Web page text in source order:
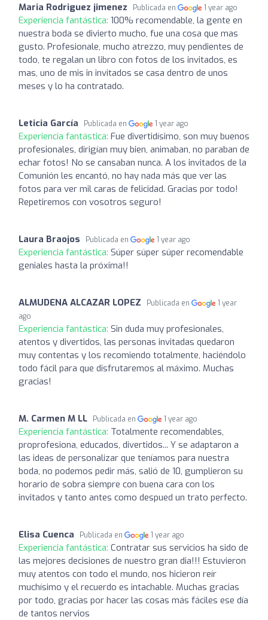
Maria Rodriguez jimenez Publicada en 1 year ago
Experiencia fantástica: 100% recomendable, la gente en
nuestra boda se divierto mucho, fue una cosa que mas
gusto. Profesionale, mucho atrezzo, muy pendientes de
todo, te regalan un libro con fotos de los invitados, es
mas, uno de mis in invitados se casa dentro de unos
meses y lo ha contratado.
Leticia García Publicada en 1 year ago
Experiencia fantástica: Fue divertidísimo, son muy buenos
profesionales, dirigían muy bien, animaban, no paraban de
echar fotos! No se cansaban nunca. A los invitados de la
Comunión les encantó, no hay nada más que ver las
fotos para ver mil caras de felicidad. Gracias por todo!
Repetiremos con vosotros seguro!
Laura Braojos Publicada en 1 year ago
Experiencia fantástica: Súper súper súper recomendable
geniales hasta la próxima!!
ALMUDENA ALCAZAR LOPEZ Publicada en
1 year
ago
Experiencia fantástica: Sin duda muy profesionales,
atentos y divertidos, las personas invitadas quedaron
muy contentas y los recomiendo totalmente, haciéndolo
todo fácil para que disfrutaremos al máximo. Muchas
gracias!
M. Carmen M LL Publicada en 1 year ago
Experiencia fantástica: Totalmente recomendables,
proprofesiona, educados, divertidos... Y se adaptaron a
las ideas de personalizar que teníamos para nuestra
boda, no podemos pedir más, salió de 10, gumplieron su
horario de sobra siempre con buena cara con los
invitados y tanto antes como despued un trato perfecto.
Elisa Cuenca Publicada en 1 year ago
Experiencia fantástica: Contratar sus servicios ha sido de
las mejores decisiones de nuestro gran dia!!! Estuvieron
muy atentos con todo el mundo, nos hicieron reír
muchísimo y el recuerdo es intachable. Muchas gracias
por todo, gracias por hacer las cosas más fáciles ese día
de tantos nervios